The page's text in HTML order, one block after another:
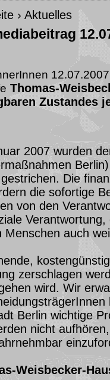
› Aktuelles
Thomas-
Zustandes
2007 wurden
Die
die sofortige
von den
Menschen auch
zerschlagen
wird. Wir
Berlin wichtige
nicht
Weisbecker-